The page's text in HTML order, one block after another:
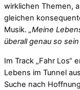
wirklichen Themen,
gleichen
Musik. „Meine
überall genau so
Im Track „Fahr Los“
Lebens im Tunnel
Suche nach